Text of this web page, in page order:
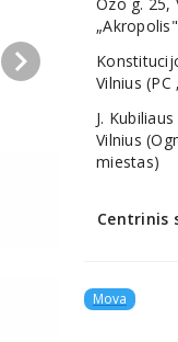
keyboard_arrow_right
Vilnius (PC
J.
Vilnius
miestas)
Centrinis
Mova